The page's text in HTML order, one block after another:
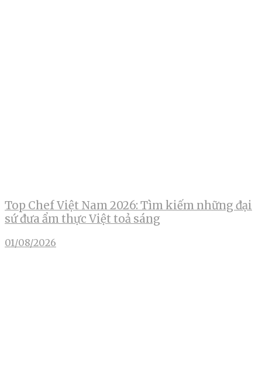
Top Chef Việt Nam 2026: Tìm kiếm những đại
sứ đưa ẩm thực Việt toả sáng
01/08/2026